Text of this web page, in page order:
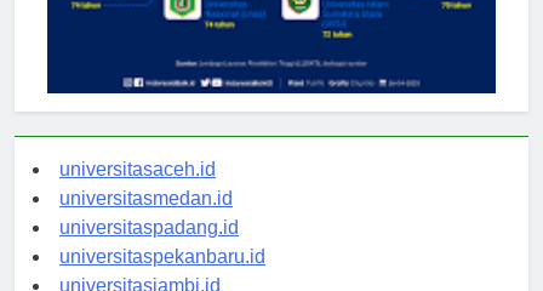
universitasaceh.id
universitasmedan.id
universitaspadang.id
universitaspekanbaru.id